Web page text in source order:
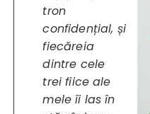
tron
confidențial, și
fiecăreia
dintre cele
trei fiice ale
mele îi las în